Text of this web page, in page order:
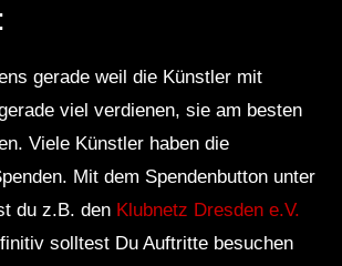
gerade weil die Künstler mit
viel verdienen, sie am besten
Viele Künstler haben die
Mit dem Spendenbutton unter
du z.B. den Klubnetz Dresden e.V.
solltest Du Auftritte besuchen